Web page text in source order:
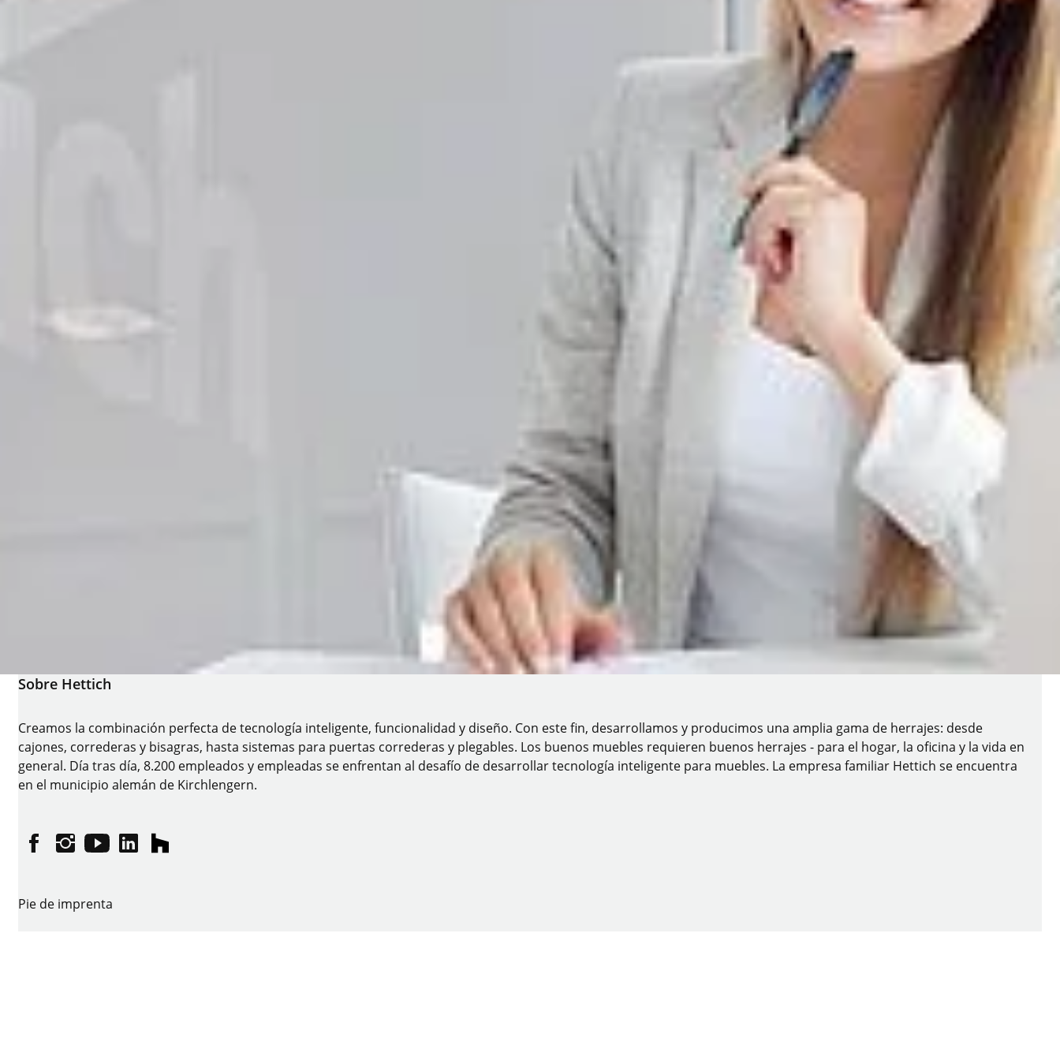
Sobre Hettich
Creamos la combinación perfecta de tecnología inteligente, funcionalidad y diseño. Con este fin, desarrollamos y producimos una amplia gama de herrajes: desde
cajones, correderas y bisagras, hasta sistemas para puertas correderas y plegables. Los buenos muebles requieren buenos herrajes - para el hogar, la oficina y la vida en
general. Día tras día, 8.200 empleados y empleadas se enfrentan al desafío de desarrollar tecnología inteligente para muebles. La empresa familiar Hettich se encuentra
en el municipio alemán de Kirchlengern.
FacebookInstagram
YouTubelinkedinhouzz
Pie de imprenta